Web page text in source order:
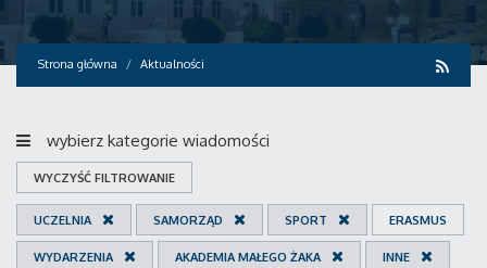
Strona główna Aktualności
wybierz kategorie wiadomości
WYCZYŚĆ FILTROWANIE
UCZELNIA SAMORZĄD SPORT ERASMUS
WYDARZENIA AKADEMIA MAŁEGO ŻAKA INNE